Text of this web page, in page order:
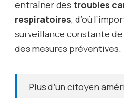
entraîner des troubles
respiratoires, d’où
surveillance constante de
des mesures préventives.
Plus d’un citoyen